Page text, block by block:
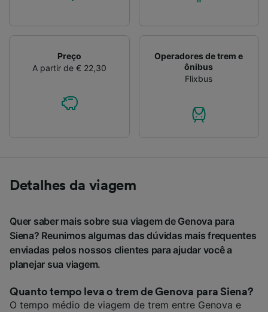
Preço
A partir de € 22,30
Operadores de trem e
ônibus
Flixbus
Detalhes da viagem
Quer saber mais sobre sua viagem de Genova para
Siena? Reunimos algumas das dúvidas mais frequentes
enviadas pelos nossos clientes para ajudar você a
planejar sua viagem.
Quanto tempo leva o trem de Genova para Siena?
O tempo médio de viagem de trem entre Genova e